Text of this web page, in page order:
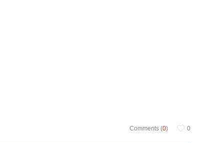
Comments (0) 0